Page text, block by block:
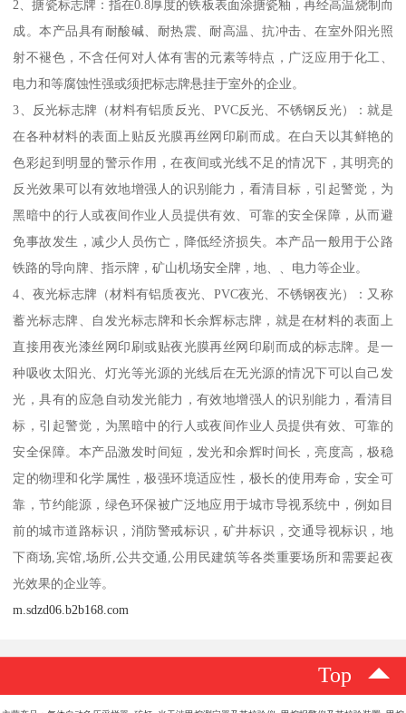
2、搪瓷标志牌：指在0.8厚度的铁板表面涂搪瓷釉，再经高温烧制而
成。本产品具有耐酸碱、耐热震、耐高温、抗冲击、在室外阳光照
射不褪色，不含任何对人体有害的元素等特点，广泛应用于化工、
电力和等腐蚀性强或须把标志牌悬挂于室外的企业。
3、反光标志牌（材料有铝质反光、PVC反光、不锈钢反光）：就是
在各种材料的表面上贴反光膜再丝网印刷而成。在白天以其鲜艳的
色彩起到明显的警示作用，在夜间或光线不足的情况下，其明亮的
反光效果可以有效地增强人的识别能力，看清目标，引起警觉，为
黑暗中的行人或夜间作业人员提供有效、可靠的安全保障，从而避
免事故发生，减少人员伤亡，降低经济损失。本产品一般用于公路
铁路的导向牌、指示牌，矿山机场安全牌，地、、电力等企业。
4、夜光标志牌（材料有铝质夜光、PVC夜光、不锈钢夜光）：又称
蓄光标志牌、自发光标志牌和长余辉标志牌，就是在材料的表面上
直接用夜光漆丝网印刷或贴夜光膜再丝网印刷而成的标志牌。是一
种吸收太阳光、灯光等光源的光线后在无光源的情况下可以自己发
光，具有的应急自动发光能力，有效地增强人的识别能力，看清目
标，引起警觉，为黑暗中的行人或夜间作业人员提供有效、可靠的
安全保障。本产品激发时间短，发光和余辉时间长，亮度高，极稳
定的物理和化学属性，极强环境适应性，极长的使用寿命，安全可
靠，节约能源，绿色环保被广泛地应用于城市导视系统中，例如目
前的城市道路标识，消防警戒标识，矿井标识，交通导视标识，地
下商场,宾馆,场所,公共交通,公用民建筑等各类重要场所和需要起夜
光效果的企业等。
m.sdzd06.b2b168.com
Top